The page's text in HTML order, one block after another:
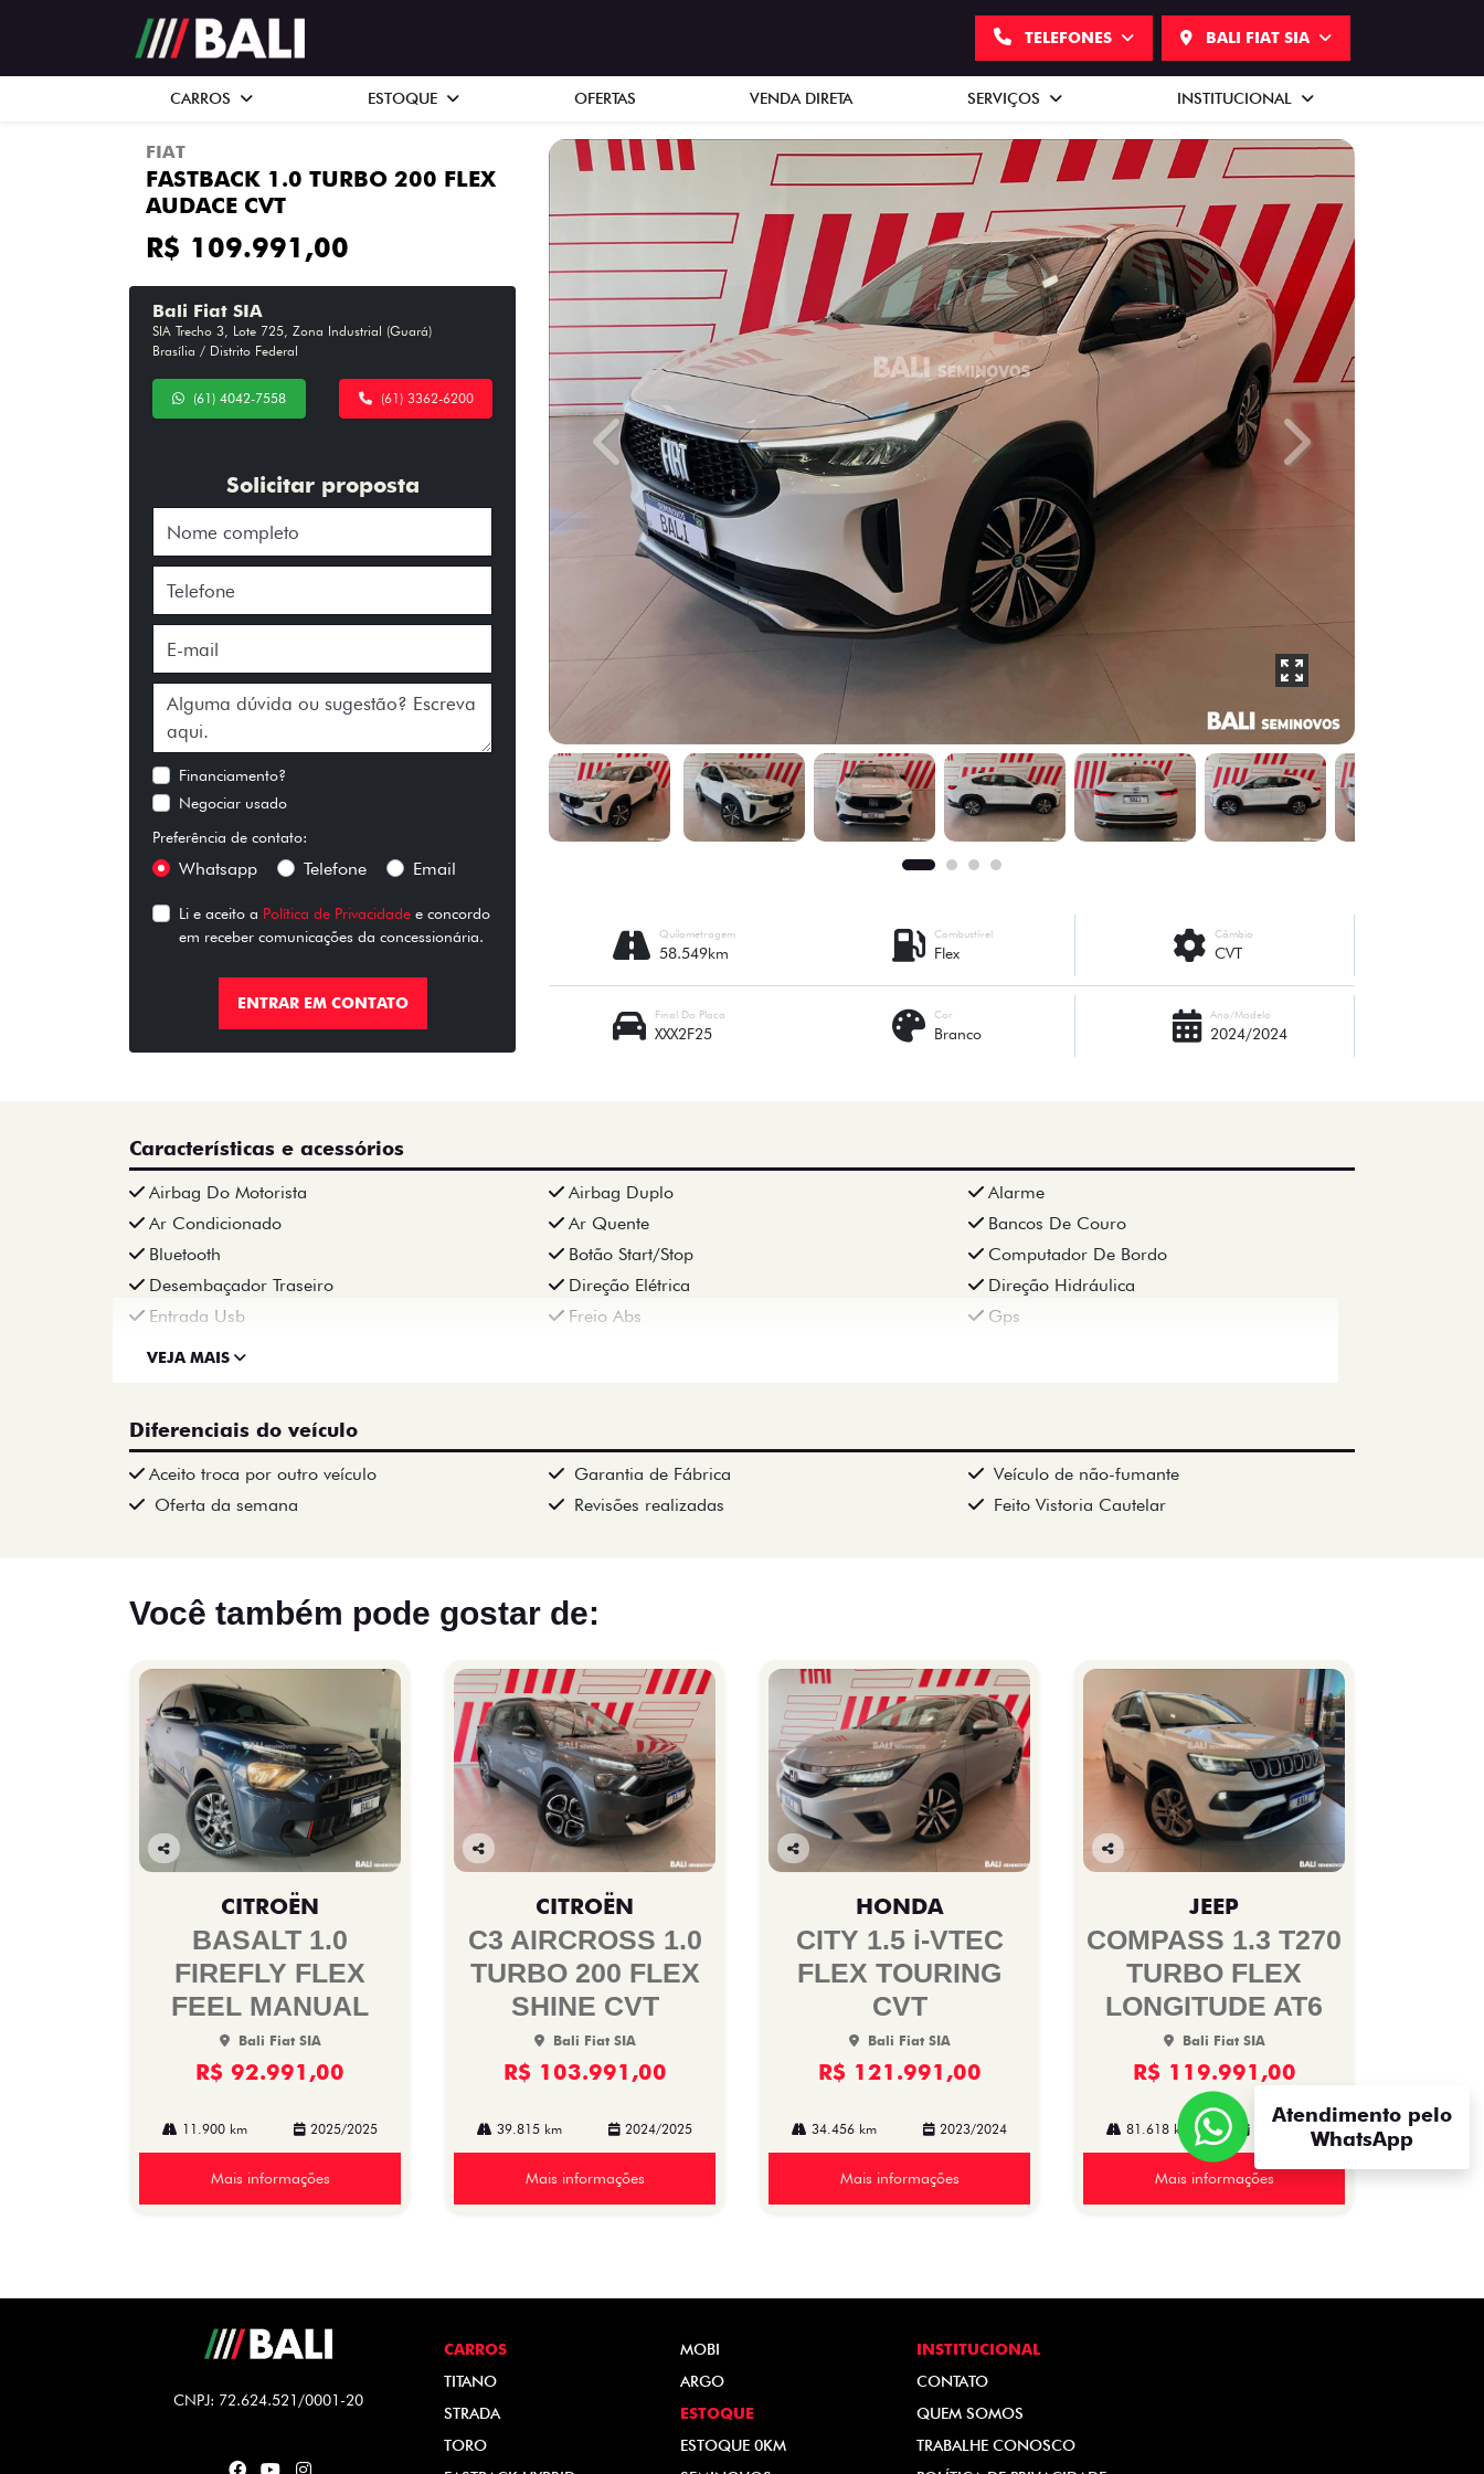
TELEFONES BALI FIAT SIA
CARROS ESTOQUE OFERTAS VENDA DIRETA SERVIÇOS INSTITUCIONAL
FIAT
FASTBACK 1.0 TURBO 200 FLEX
AUDACE CVT
R$ 109.991,00
Bali Fiat SIA
SIA Trecho 3, Lote 725, Zona Industrial (Guará)
Brasília / Distrito Federal
(61) 3362-6200
(61) 4042-7558
Solicitar proposta
Financiamento?
Negociar usado
Preferência de contato:
Whatsapp Telefone Email
Li e aceito a Política de Privacidade e concordo
em receber comunicações da concessionária.
ENTRAR EM CONTATO
Previous Next
Câmbio
CVT
Combustível
Flex
Quilometragem
58.549km
Ano/Modelo
2024/2024
Cor
Branco
Final Da Placa
XXX2F25
Características e acessórios
Airbag Do Motorista Airbag Duplo
Alarme
Ar Condicionado
Ar Quente
Bancos De Couro
Bluetooth
Botão Start/Stop
Computador De Bordo
Desembaçador Traseiro
Direção Elétrica
Direção Hidráulica
Entrada Usb
Freio Abs Gps
VEJA MAIS
Diferenciais do veículo
Aceito troca por outro veículo Garantia de Fábrica
Veículo de não-fumante
Oferta da semana
Revisões realizadas Feito Vistoria Cautelar
Você também pode gostar de:
Co
CITROËN
BASALT 1.0
FIREFLY FLEX
FEEL MANUAL
Bali Fiat SIA
R$ 92.991,00
11.900 km 2025/2025
Mais informações
Co
lhe
CITROËN
C3 AIRCROSS 1.0
TURBO 200 FLEX
SHINE CVT
Bali Fiat SIA
R$ 103.991,00
39.815 km 2024/2025
Mais informações
Co
lhe
HONDA
CITY 1.5 i-VTEC
FLEX TOURING
CVT
Bali Fiat SIA
R$ 121.991,00
34.456 km 2023/2024
Mais informações
Co
lhe
JEEP
COMPASS 1.3 T270
TURBO FLEX
LONGITUDE AT6
Bali Fiat SIA
R$ 119.991,00
81.618 km 2023/2023
Mais informações
CNPJ: 72.624.521/0001-20
CARROS
TITANO
STRADA
TORO
MOBI
ARGO
ESTOQUE
ESTOQUE 0KM
INSTITUCIONAL
CONTATO
QUEM SOMOS
TRABALHE CONOSCO
Atendimento pelo
WhatsApp